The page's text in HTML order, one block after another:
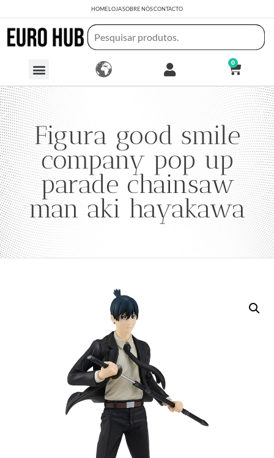
HOMELOJASOBRE NÓSCONTACTO
0
Figura good smile
company pop up
parade chainsaw
man aki hayakawa